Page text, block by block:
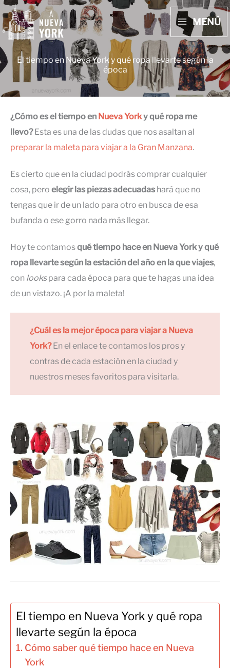
Ir
al
contenido
MAIN
MENU
MENÚ
El tiempo en Nueva York y qué ropa llevarte según la
época
¿Cómo es el tiempo en Nueva Yorky qué ropa me
llevo?Esta es una de las dudas que nos asaltan al
preparar la maleta para viajar a la Gran Manzana.
Es cierto que en la ciudad podrás comprar cualquier
cosa, pero elegir las piezas adecuadashará que no
tengas que ir de un lado para otro en busca de esa
bufanda o ese gorro nada más llegar.
Hoy te contamosqué tiempo hace en Nueva York y qué
ropa llevarte según la estación del año en la que viajes,
con lookspara cada época para que te hagas una idea
de un vistazo. ¡A por la maleta!
¿Cuál es la mejor época para viajar a Nueva
York? En el enlace te contamos los pros y
contras de cada estación en la ciudad y
nuestros meses favoritos para visitarla.
El tiempo en Nueva York y qué ropa
llevarte según la época
Cómo saber qué tiempo hace en Nueva
York